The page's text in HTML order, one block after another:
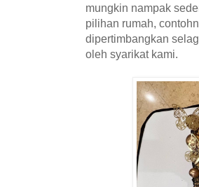
mungkin nampak
pilihan rumah,
dipertimbangkan
oleh syarikat kami.